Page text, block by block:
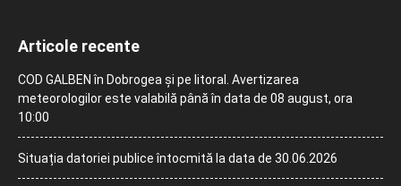
Articole recente
COD GALBEN în Dobrogea și pe litoral. Avertizarea
meteorologilor este valabilă până în data de 08 august, ora
10:00
Situația datoriei publice întocmită la data de 30.06.2026